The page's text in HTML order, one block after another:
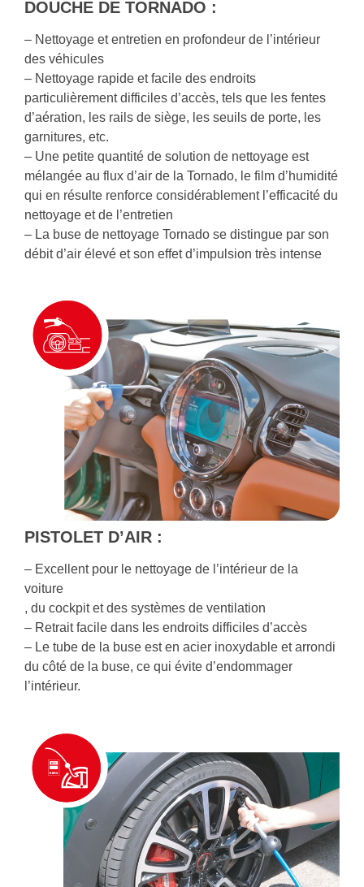
DOUCHE DE TORNADO :
– Nettoyage et entretien en profondeur de l’intérieur
des véhicules
– Nettoyage rapide et facile des endroits
particulièrement difficiles d’accès, tels que les fentes
d’aération, les rails de siège, les seuils de porte, les
garnitures, etc.
– Une petite quantité de solution de nettoyage est
mélangée au flux d’air de la Tornado, le film d’humidité
qui en résulte renforce considérablement l’efficacité du
nettoyage et de l’entretien
– La buse de nettoyage Tornado se distingue par son
débit d’air élevé et son effet d’impulsion très intense
PISTOLET D’AIR :
– Excellent pour le nettoyage de l’intérieur de la
voiture
, du cockpit et des systèmes de ventilation
– Retrait facile dans les endroits difficiles d’accès
– Le tube de la buse est en acier inoxydable et arrondi
du côté de la buse, ce qui évite d’endommager
l’intérieur.